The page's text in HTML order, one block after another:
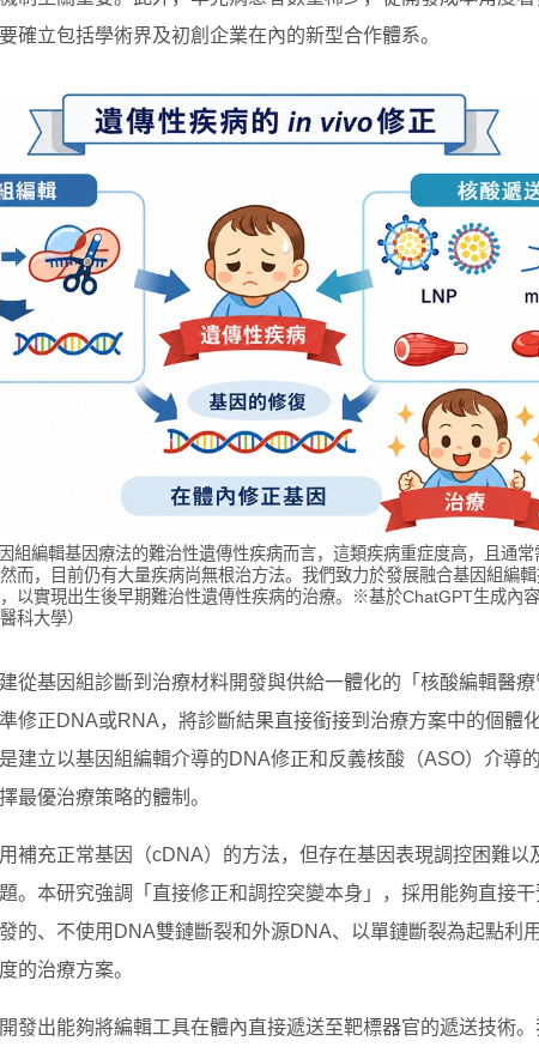
確立包括學術界及初創企業在內的新型合作體系。
組編輯基因療法的難治性遺傳性疾病而言，這類疾病重症度高，且通常
而，目前仍有大量疾病尚無根治方法。我們致力於發展融合基因組編
以實現出生後早期難治性遺傳性疾病的治療。※基於ChatGPT生成內
科大學）
從基因組診斷到治療材料開發與供給一體化的「核酸編輯醫
修正DNA或RNA，將診斷結果直接銜接到治療方案中的個體
建立以基因組編輯介導的DNA修正和反義核酸（ASO）介導
最優治療策略的體制。
補充正常基因（cDNA）的方法，但存在基因表現調控困難以
。本研究強調「直接修正和調控突變本身」，採用能夠直接
的、不使用DNA雙鏈斷裂和外源DNA、以單鏈斷裂為起點利
的治療方案。
發出能夠將編輯工具在體內直接遞送至靶標器官的遞送技術